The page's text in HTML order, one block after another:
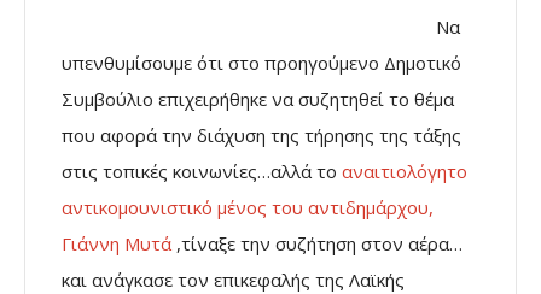
Να
υπενθυμίσουμε ότι στο προηγούμενο Δημοτικό
Συμβούλιο επιχειρήθηκε να συζητηθεί το θέμα
που αφορά την διάχυση της τήρησης της τάξης
στις τοπικές κοινωνίες…αλλά το αναιτιολόγητο
αντικομουνιστικό μένος του αντιδημάρχου,
Γιάννη Μυτά ,τίναξε την συζήτηση στον αέρα…
και ανάγκασε τον επικεφαλής της Λαϊκής